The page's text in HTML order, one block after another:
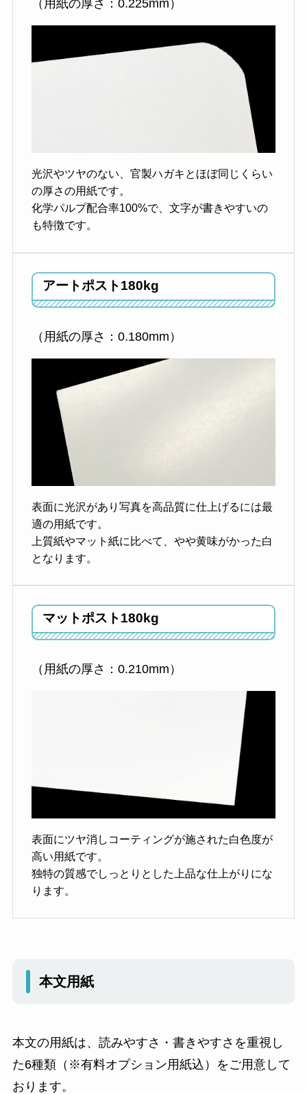
（用紙の厚さ：0.225mm）
光沢やツヤのない、官製ハガキとほぼ同じくらい
の厚さの用紙です。
化学パルプ配合率100%で、文字が書きやすいの
も特徴です。
アートポスト180kg
（用紙の厚さ：0.180mm）
表面に光沢があり写真を高品質に仕上げるには最
適の用紙です。
上質紙やマット紙に比べて、やや黄味がかった白
となります。
マットポスト180kg
（用紙の厚さ：0.210mm）
表面にツヤ消しコーティングが施された白色度が
高い用紙です。
独特の質感でしっとりとした上品な仕上がりにな
ります。
本文用紙
本文の用紙は、読みやすさ・書きやすさを重視し
た6種類（※有料オプション用紙込）をご用意して
おります。